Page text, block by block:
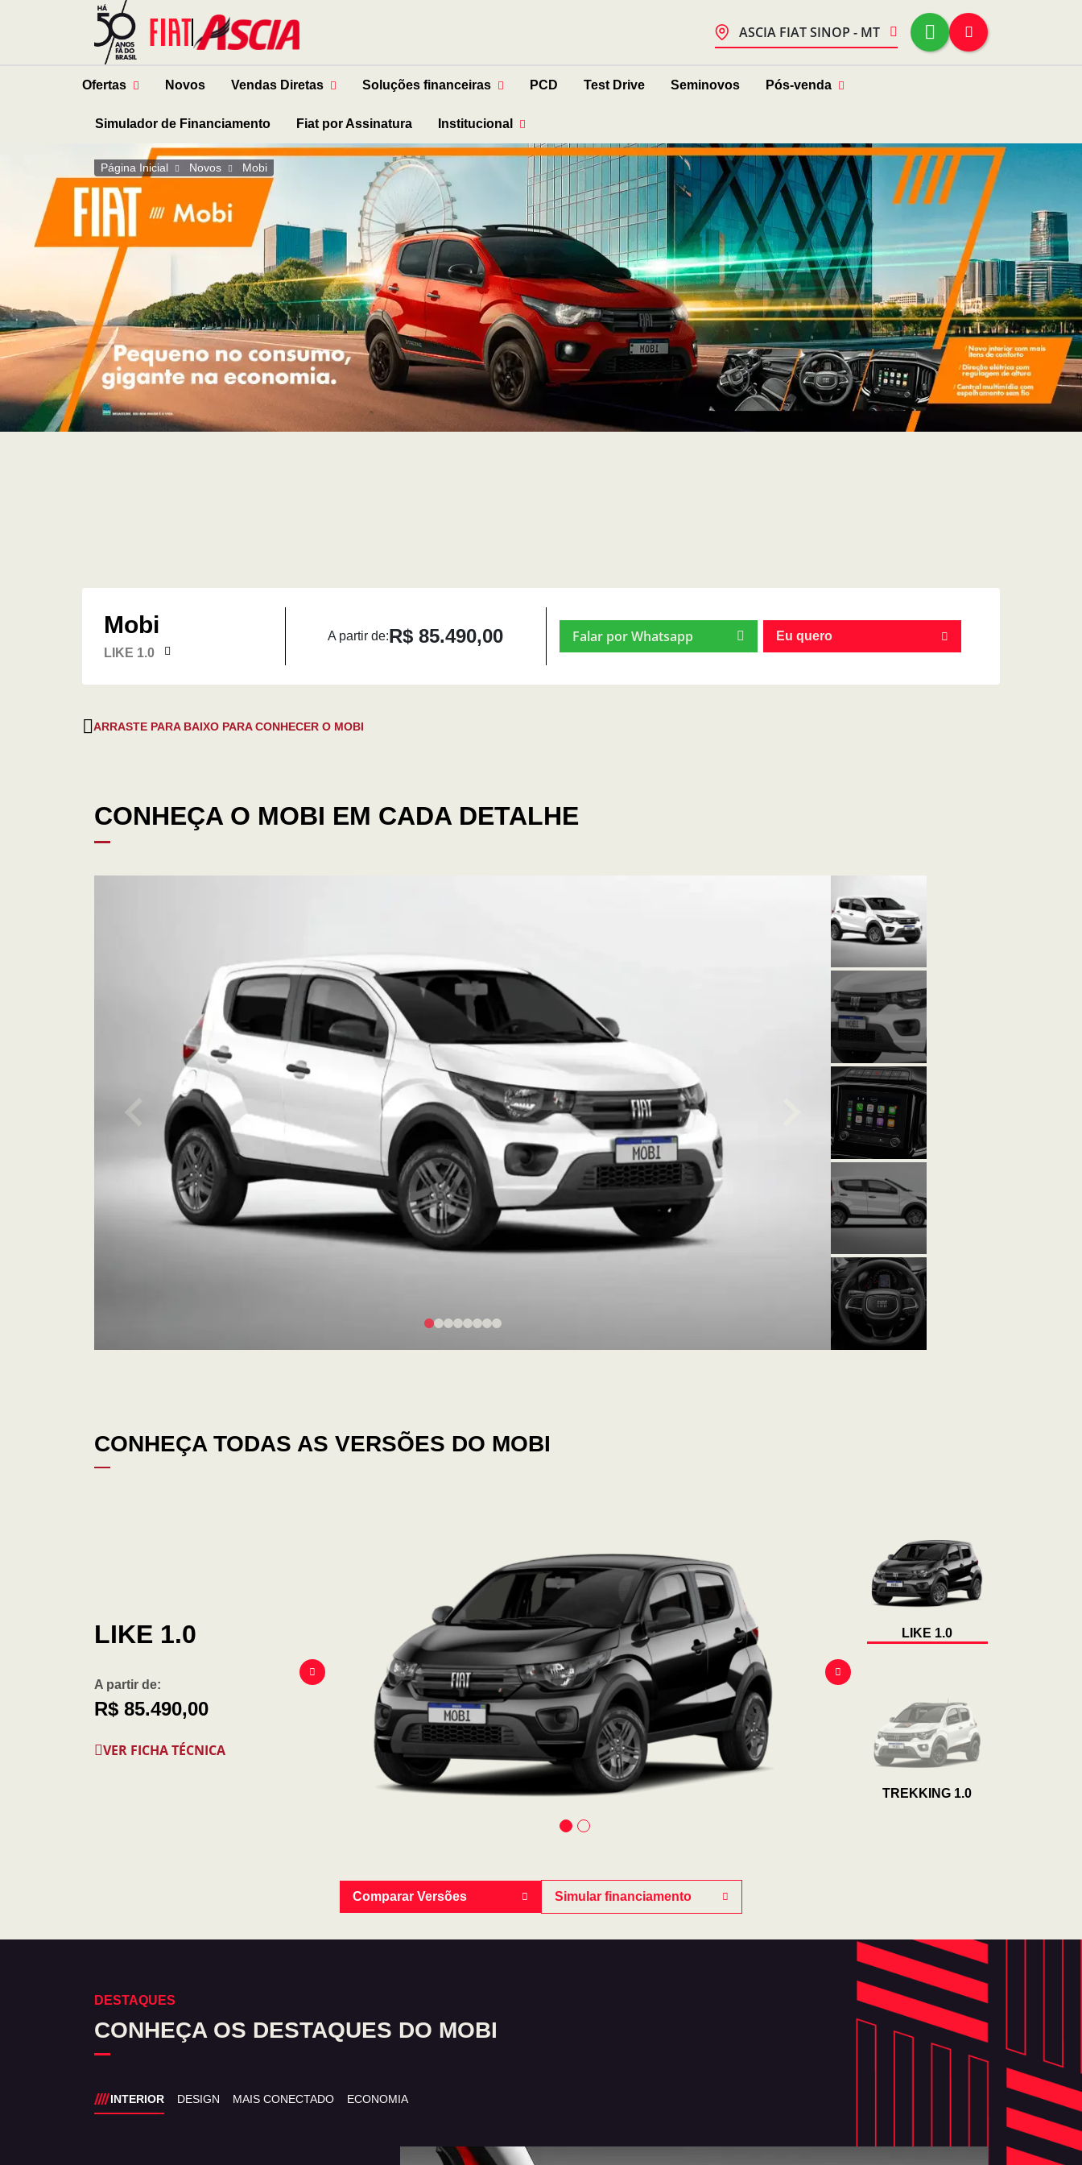
ASCIA FIAT SINOP - MT
Ofertas Novos Vendas Diretas Soluções financeiras PCD Test Drive Seminovos Pós-venda
Simulador de Financiamento Fiat por Assinatura Institucional
Página Inicial Novos Mobi
Mobi
LIKE 1.0
A partir de:R$ 85.490,00 Falar por Whatsapp Eu quero
ARRASTE PARA BAIXO PARA CONHECER O MOBI
CONHEÇA O MOBI EM CADA DETALHE
CONHEÇA TODAS AS VERSÕES DO MOBI
LIKE 1.0
A partir de:
R$ 85.490,00
VER FICHA TÉCNICA
LIKE 1.0
TREKKING 1.0
Comparar Versões Simular financiamento
DESTAQUES
CONHEÇA OS DESTAQUES DO MOBI
INTERIOR DESIGN MAIS CONECTADO ECONOMIA